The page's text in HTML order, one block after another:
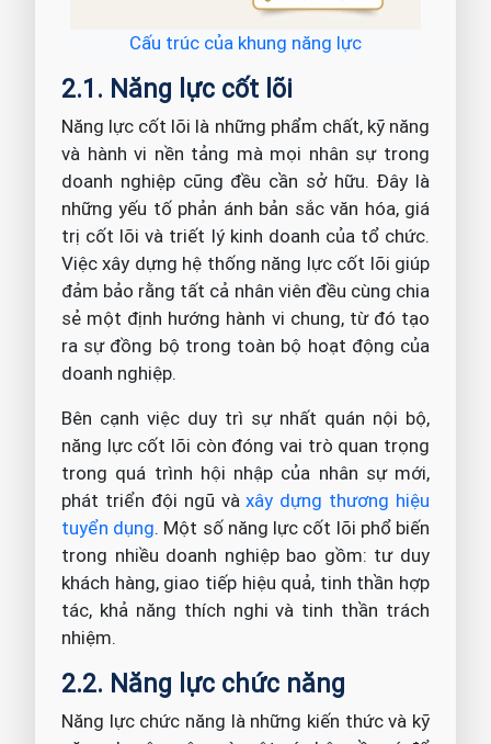
Cấu trúc của khung năng lực
2.1. Năng lực cốt lõi
Năng lực cốt lõi là những phẩm chất, kỹ năng
và hành vi nền tảng mà mọi nhân sự trong
doanh nghiệp cũng đều cần sở hữu. Đây là
những yếu tố phản ánh bản sắc văn hóa, giá
trị cốt lõi và triết lý kinh doanh của tổ chức.
Việc xây dựng hệ thống năng lực cốt lõi giúp
đảm bảo rằng tất cả nhân viên đều cùng chia
sẻ một định hướng hành vi chung, từ đó tạo
ra sự đồng bộ trong toàn bộ hoạt động của
doanh nghiệp.
Bên cạnh việc duy trì sự nhất quán nội bộ,
năng lực cốt lõi còn đóng vai trò quan trọng
trong quá trình hội nhập của nhân sự mới,
phát triển đội ngũ vàxây dựng thương hiệu
tuyển dụng. Một số năng lực cốt lõi phổ biến
trong nhiều doanh nghiệp bao gồm: tư duy
khách hàng, giao tiếp hiệu quả, tinh thần hợp
tác, khả năng thích nghi và tinh thần trách
nhiệm.
2.2. Năng lực chức năng
Năng lực chức năng là những kiến thức và kỹ